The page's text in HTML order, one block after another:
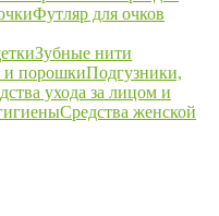
Футляр для очков
Зубные нити
и порошкиПодгузники,
ухода за лицом и
Средства женской